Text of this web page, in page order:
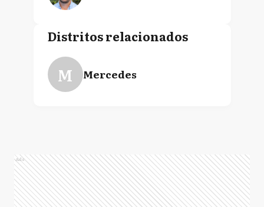
Distritos relacionados
M Mercedes
Ads